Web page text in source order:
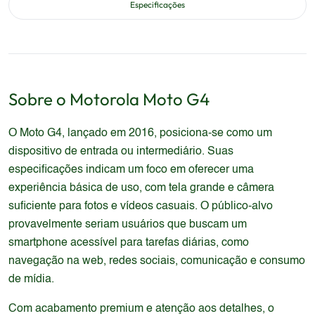
Especificações
Sobre o Motorola Moto G4
O Moto G4, lançado em 2016, posiciona-se como um
dispositivo de entrada ou intermediário. Suas
especificações indicam um foco em oferecer uma
experiência básica de uso, com tela grande e câmera
suficiente para fotos e vídeos casuais. O público-alvo
provavelmente seriam usuários que buscam um
smartphone acessível para tarefas diárias, como
navegação na web, redes sociais, comunicação e consumo
de mídia.
Com acabamento premium e atenção aos detalhes, o